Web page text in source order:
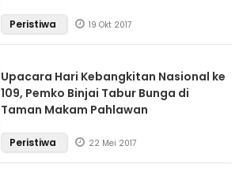
Peristiwa 19 Okt 2017
Upacara Hari Kebangkitan Nasional ke
109, Pemko Binjai Tabur Bunga di
Taman Makam Pahlawan
Peristiwa 22 Mei 2017